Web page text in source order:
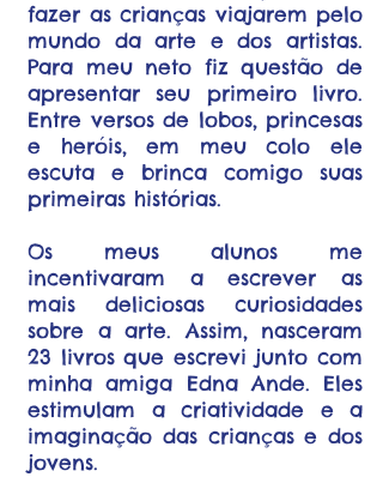
fazer as crianças viajarem pelo
mundo da arte e dos artistas.
Para meu neto fiz questão de
apresentar seu primeiro livro.
Entre versos de lobos, princesas
e heróis, em meu colo ele
escuta e brinca comigo suas
primeiras histórias.
Os meus alunos me
incentivaram a escrever as
mais deliciosas curiosidades
sobre a arte. Assim, nasceram
23 livros que escrevi junto com
minha amiga Edna Ande. Eles
estimulam a criatividade e a
imaginação das crianças e dos
jovens.